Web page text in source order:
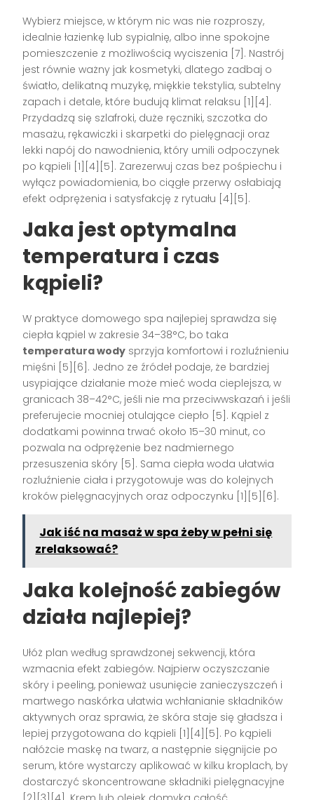
Wybierz miejsce, w którym nic was nie rozproszy,
idealnie łazienkę lub sypialnię, albo inne spokojne
pomieszczenie z możliwością wyciszenia [7]. Nastrój
jest równie ważny jak kosmetyki, dlatego zadbaj o
światło, delikatną muzykę, miękkie tekstylia, subtelny
zapach i detale, które budują klimat relaksu [1][4].
Przydadzą się szlafroki, duże ręczniki, szczotka do
masażu, rękawiczki i skarpetki do pielęgnacji oraz
lekki napój do nawodnienia, który umili odpoczynek
po kąpieli [1][4][5]. Zarezerwuj czas bez pośpiechu i
wyłącz powiadomienia, bo ciągłe przerwy osłabiają
efekt odprężenia i satysfakcję z rytuału [4][5].
Jaka jest optymalna
temperatura i czas
kąpieli?
W praktyce domowego spa najlepiej sprawdza się
ciepła kąpiel w zakresie 34–38°C, bo taka
temperatura wody sprzyja komfortowi i rozluźnieniu
mięśni [5][6]. Jedno ze źródeł podaje, że bardziej
usypiające działanie może mieć woda cieplejsza, w
granicach 38–42°C, jeśli nie ma przeciwwskazań i jeśli
preferujecie mocniej otulające ciepło [5]. Kąpiel z
dodatkami powinna trwać około 15–30 minut, co
pozwala na odprężenie bez nadmiernego
przesuszenia skóry [5]. Sama ciepła woda ułatwia
rozluźnienie ciała i przygotowuje was do kolejnych
kroków pielęgnacyjnych oraz odpoczynku [1][5][6].
Jak iść na masaż w spa żeby w pełni się
zrelaksować?
Jaka kolejność zabiegów
działa najlepiej?
Ułóż plan według sprawdzonej sekwencji, która
wzmacnia efekt zabiegów. Najpierw oczyszczanie
skóry i peeling, ponieważ usunięcie zanieczyszczeń i
martwego naskórka ułatwia wchłanianie składników
aktywnych oraz sprawia, że skóra staje się gładsza i
lepiej przygotowana do kąpieli [1][4][5]. Po kąpieli
nałóżcie maskę na twarz, a następnie sięgnijcie po
serum, które wystarczy aplikować w kilku kroplach, by
dostarczyć skoncentrowane składniki pielęgnacyjne